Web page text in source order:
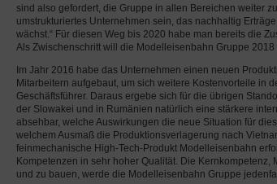
sind also gefordert, die Gruppe in allen Bereichen weiter
umstrukturiertes Unternehmen sein, das nachhaltig
wächst.“ Für diesen Weg bis 2020 habe man bereits die
Als Zwischenschritt will die Modelleisenbahn Gruppe
Im Jahr 2016 habe das Unternehmen einen neuen
Mitarbeitern aufgebaut, um sich weitere Kostenvorteile in
Geschäftsführer. Daraus ergebe sich für die übrigen
der Slowakei und in Rumänien natürlich eine stärkere
absehbar, welche Auswirkungen die neue Situation für
welchem Ausmaß die Produktionsverlagerung nach
feinmechanische High-Tech-Produkt Modelleisenbahn
Kompetenzen in sehr hoher Qualität. Die
und zu bauen, werde die Modelleisenbahn Gruppe